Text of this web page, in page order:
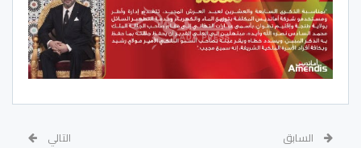
السابق التالي